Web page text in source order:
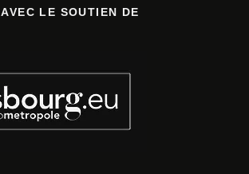
AVEC LE SOUTIEN DE